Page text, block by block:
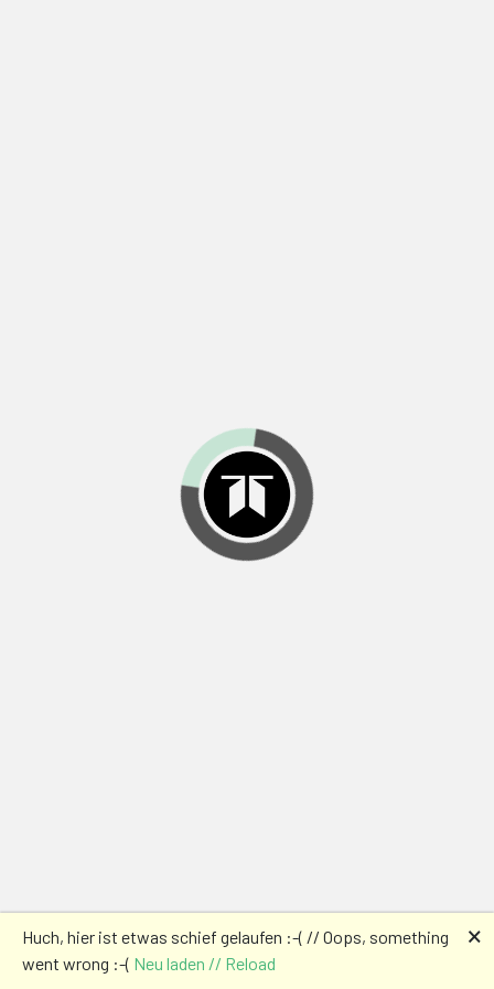
Huch, hier ist etwas schief gelaufen :-( // Oops, something
went wrong :-( Neu laden // Reload
🗙